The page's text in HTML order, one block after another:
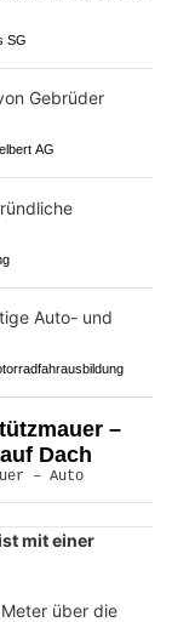
SG
AG
–
Dach
mit einer
über die